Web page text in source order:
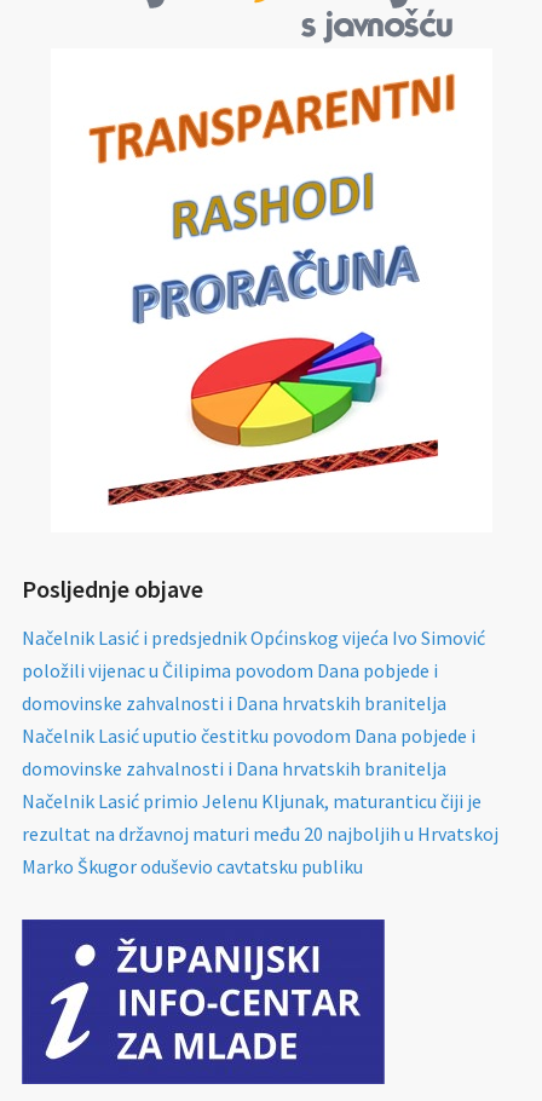
Posljednje objave
Načelnik Lasić i predsjednik Općinskog vijeća Ivo Simović
položili vijenac u Čilipima povodom Dana pobjede i
domovinske zahvalnosti i Dana hrvatskih branitelja
Načelnik Lasić uputio čestitku povodom Dana pobjede i
domovinske zahvalnosti i Dana hrvatskih branitelja
Načelnik Lasić primio Jelenu Kljunak, maturanticu čiji je
rezultat na državnoj maturi među 20 najboljih u Hrvatskoj
Marko Škugor oduševio cavtatsku publiku